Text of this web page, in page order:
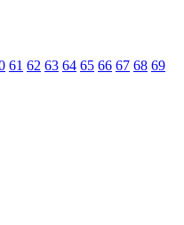
61 62 63 64 65 66 67 68 69